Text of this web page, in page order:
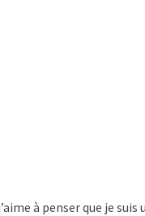
à penser que je suis